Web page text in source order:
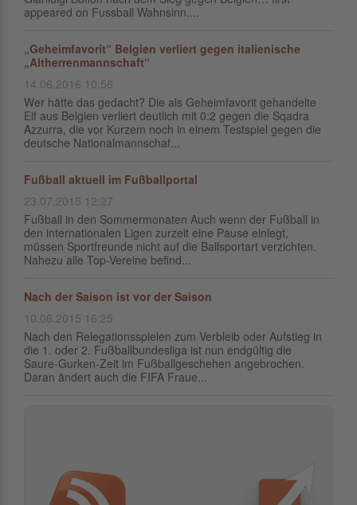
appeared on Fussball Wahnsinn....
„Geheimfavorit“ Belgien verliert gegen italienische
„Altherrenmannschaft“
14.06.2016 10:56
Wer hätte das gedacht? Die als Geheimfavorit gehandelte
Elf aus Belgien verliert deutlich mit 0:2 gegen die Sqadra
Azzurra, die vor Kurzem noch in einem Testspiel gegen die
deutsche Nationalmannschaf...
Fußball aktuell im Fußballportal
23.07.2015 12:27
Fußball in den Sommermonaten Auch wenn der Fußball in
den internationalen Ligen zurzeit eine Pause einlegt,
müssen Sportfreunde nicht auf die Ballsportart verzichten.
Nahezu alle Top-Vereine befind...
Nach der Saison ist vor der Saison
10.06.2015 16:25
Nach den Relegationsspielen zum Verbleib oder Aufstieg in
die 1. oder 2. Fußballbundesliga ist nun endgültig die
Saure-Gurken-Zeit im Fußballgeschehen angebrochen.
Daran ändert auch die FIFA Fraue...